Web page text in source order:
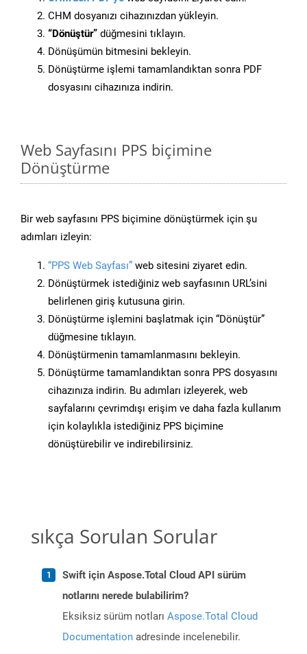
CHM dosyanızı cihazınızdan yükleyin.
“Dönüştür” düğmesini tıklayın.
Dönüşümün bitmesini bekleyin.
Dönüştürme işlemi tamamlandıktan sonra PDF
dosyasını cihazınıza indirin.
Web Sayfasını PPS biçimine
Dönüştürme
Bir web sayfasını PPS biçimine dönüştürmek için şu
adımları izleyin:
“PPS Web Sayfası” web sitesini ziyaret edin.
Dönüştürmek istediğiniz web sayfasının URL’sini
belirlenen giriş kutusuna girin.
Dönüştürme işlemini başlatmak için “Dönüştür”
düğmesine tıklayın.
Dönüştürmenin tamamlanmasını bekleyin.
Dönüştürme tamamlandıktan sonra PPS dosyasını
cihazınıza indirin. Bu adımları izleyerek, web
sayfalarını çevrimdışı erişim ve daha fazla kullanım
için kolaylıkla istediğiniz PPS biçimine
dönüştürebilir ve indirebilirsiniz.
sıkça Sorulan Sorular
Swift için Aspose.Total Cloud API sürüm
notlarını nerede bulabilirim?
Eksiksiz sürüm notları Aspose.Total Cloud
Documentation adresinde incelenebilir.